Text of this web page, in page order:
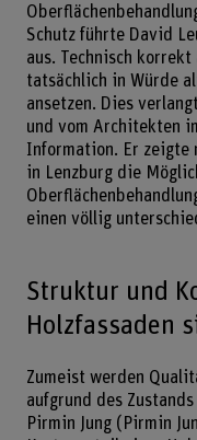
Schutz führte David
aus. Technisch
tatsächlich in Würde
ansetzen. Dies
und vom Architekten
Information. Er zeigte
in Lenzburg die
einen völlig
Struktur und
Holzfassaden
Zumeist werden
aufgrund des
Pirmin Jung (Pirmin